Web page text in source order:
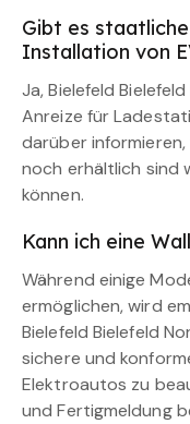
Gibt es
Installation von
Ja, Bielefeld
Anreize für
darüber
noch erhältlich sind
können.
Kann ich eine
Während einige
ermöglichen, wird
Bielefeld Bielefeld
sichere und
Elektroautos zu
und Fertigmeldung